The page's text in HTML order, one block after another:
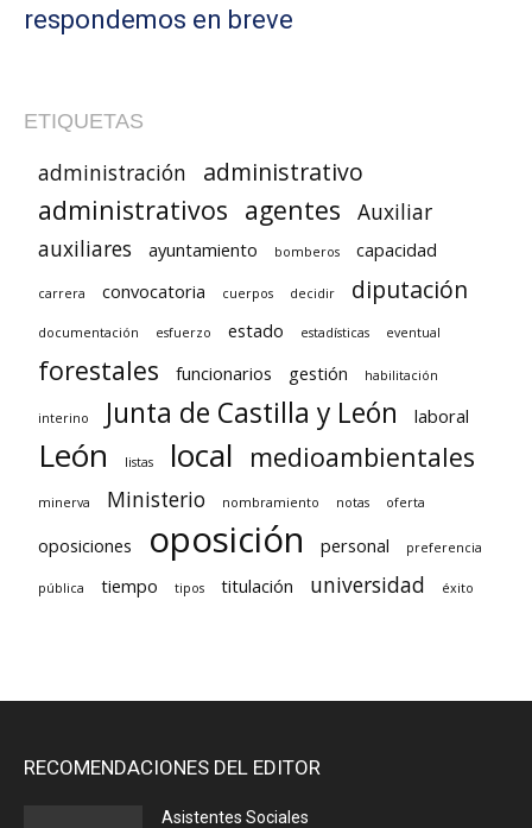
respondemos en breve
ETIQUETAS
administración administrativo
administrativos agentes
Auxiliar
auxiliares
ayuntamiento bomberos capacidad
carrera convocatoria cuerpos decidir diputación
documentación esfuerzo estado estadísticas eventual
forestales funcionarios gestión habilitación
interino Junta de Castilla y León laboral
León listas local medioambientales
minerva Ministerio nombramiento notas oferta
oposiciones oposición personal preferencia
pública tiempo tipos titulación universidad éxito
RECOMENDACIONES DEL EDITOR
Asistentes Sociales